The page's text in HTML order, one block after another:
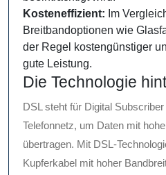
Kosteneffizient: Im
Breitbandoptionen wie
der Regel kostengünstiger
gute Leistung.
Die Technologie
DSL steht für Digital
Telefonnetz, um Daten mit
übertragen. Mit DSL-
Kupferkabel mit hoher